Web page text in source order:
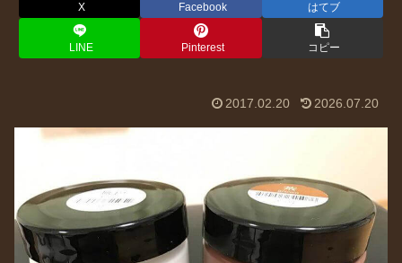
X Facebook はてブ
LINE Pinterest コピー
2017.02.20 2026.07.20